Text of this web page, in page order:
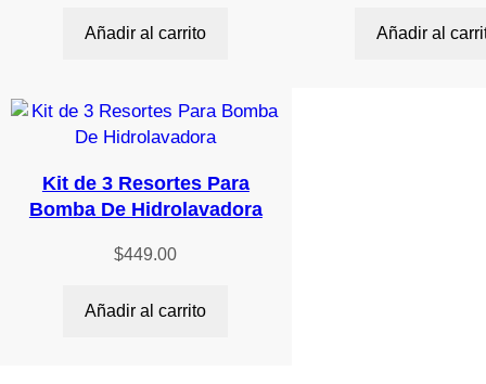
Añadir al carrito Añadir al
Kit de 3 Resortes Para
Bomba De Hidrolavadora
$449.00
Añadir al carrito